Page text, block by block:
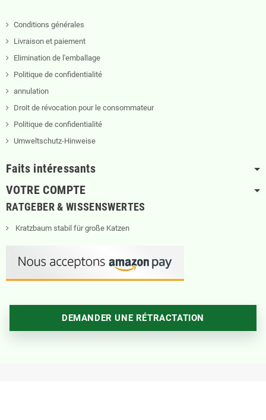
Conditions générales
Livraison et paiement
Elimination de l'emballage
Politique de confidentialité
annulation
Droit de révocation pour le consommateur
Politique de confidentialité
Umweltschutz-Hinweise
Faits intéressants
VOTRE COMPTE
RATGEBER & WISSENSWERTES
Kratzbaum stabil für große Katzen
DEMANDER UNE RÉTRACTATION